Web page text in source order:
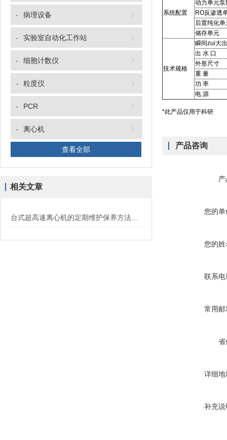
- 病理设备
- 实验室自动化工作站
- 细胞计数仪
- 粒度仪
- PCR
- 离心机
查看全部
相关文章
系统配置
动力单元泵
RO反渗透
后置纯化单
储存单元
技术规格
瞬间zui大
出 水 口
外形尺寸
重 量
功 率
电 源
*此产品仅用于科研
产品咨询
您的单
您的姓
联系电
常用邮
省
详细地
补充说